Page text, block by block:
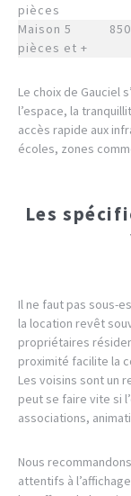
pièces
Maison 5
pièces et +
850
Le choix de Gauciel
l’espace, la
accès rapide aux
écoles, zones
Les
Il ne faut pas sous-
la location revêt
propriétaires
proximité facilite la
Les voisins sont un
peut se faire vite si
associations,
Nous
attentifs à